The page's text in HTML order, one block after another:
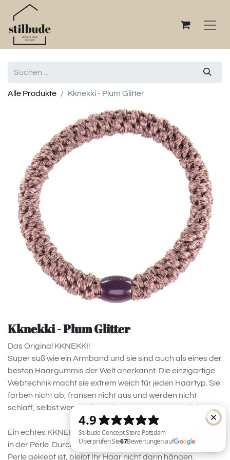
Alle Produkte Kknekki - Plum Glitter
Kknekki - Plum Glitter
Das Original KKNEKKI!
Super süß wie ein Armband und sie sind auch als eines der
besten Haargummis der Welt anerkannt. Die einzigartige
Webtechnik macht sie extrem weich für jeden Haartyp. Sie
färben nicht ab, fransen nicht aus und werden nicht
schlaff, selbst wenn es im Salzwasser getragen wird.
Ein echtes KKNEKKI erkennen Sie an dem Markennamen
in der Perle. Durch die besondere Art und Weise, wie diese
Perle geklebt ist, bleibt Ihr Haar nicht darin hängen.